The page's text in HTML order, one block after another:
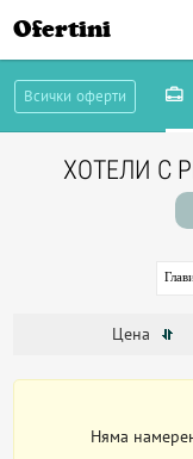
Ofertini
Всички оферти
ХОТЕЛИ С
Цена
Няма